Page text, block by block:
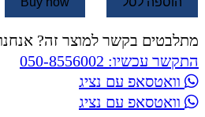
מתלבטים בקשר למוצר זה?
התקשר עכשיו: 050-8556002
וואטסאפ עם נציג
וואטסאפ עם נציג